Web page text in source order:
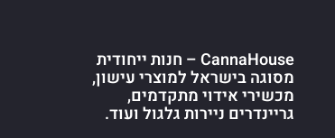
CannaHouse – חנות ייחודית
מסוגה בישראל למוצרי עישון,
מכשירי אידוי מתקדמים,
גריינדרים ניירות גלגול ועוד.